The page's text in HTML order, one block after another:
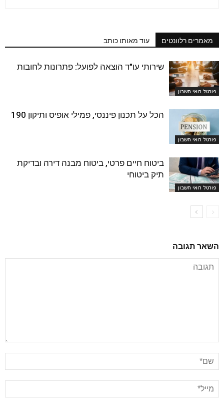
מאמרים רלוונטים עוד מאותו כותב
פורטל רואי חשבון
שירותי עו"ד הוצאה לפועל: פתרונות לחובות
פורטל רואי חשבון
הכל על תכנון פיננסי, פמילי אופיס ותיקון 190
פורטל רואי חשבון
ביטוח חיים פרטי, ביטוח מבנה דירה ובדיקת
תיק ביטוחי
השאר תגובה